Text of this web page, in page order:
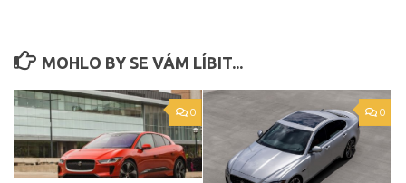
MOHLO BY SE VÁM LÍBIT...
0 0